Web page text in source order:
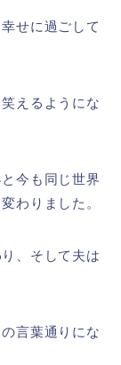
せに過ごして
えるようにな
今も同じ世界
わりました。
、そして夫は
言葉通りにな